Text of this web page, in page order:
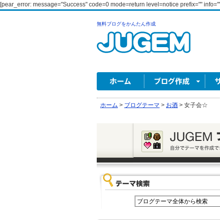
[pear_error: message="Success" code=0 mode=return level=notice prefix=""
無料ブログをかんたん作成
ホーム > ブログテーマ > お酒 > 女子会☆